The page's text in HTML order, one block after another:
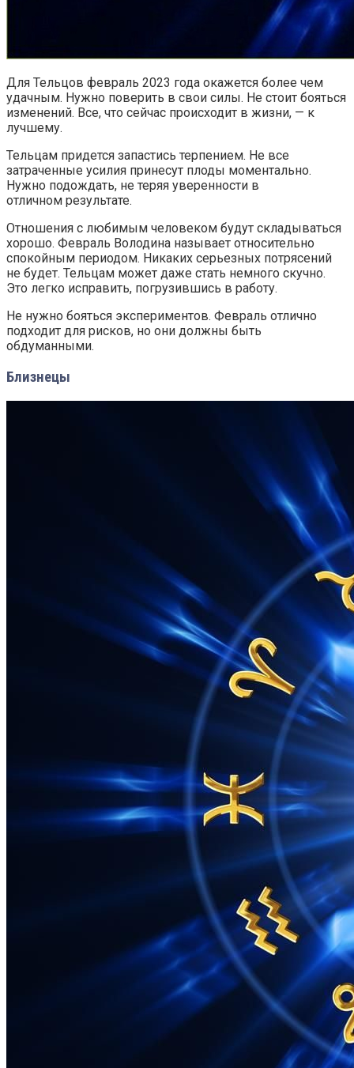
Для Тельцов февраль 2023 года окажется более чем
удачным. Нужно поверить в свои силы. Не стоит бояться
изменений. Все, что сейчас происходит в жизни, — к
лучшему.
Тельцам придется запастись терпением. Не все
затраченные усилия принесут плоды моментально.
Нужно подождать, не теряя уверенности в
отличном результате.
Отношения с любимым человеком будут складываться
хорошо. Февраль Володина называет относительно
спокойным периодом. Никаких серьезных потрясений
не будет. Тельцам может даже стать немного скучно.
Это легко исправить, погрузившись в работу.
Не нужно бояться экспериментов. Февраль отлично
подходит для рисков, но они должны быть
обдуманными.
Близнецы